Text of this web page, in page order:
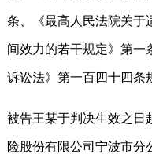
条、《最高人民法院关于
间效力的若干规定》第一
诉讼法》第一百四十四条
被告王某于判决生效之日
险股份有限公司宁波市分